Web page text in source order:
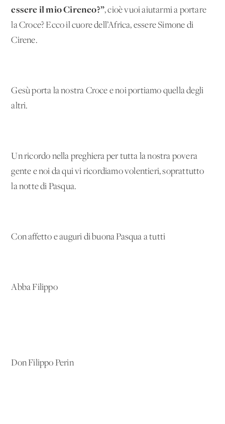
essere il mio Cireneo?”, cioè vuoi aiutarmi a portare
la Croce? Ecco il cuore dell’Africa, essere Simone di
Cirene.
Gesù porta la nostra Croce e noi portiamo quella degli
altri.
Un ricordo nella preghiera per tutta la nostra povera
gente e noi da qui vi ricordiamo volentieri, soprattutto
la notte di Pasqua.
Con affetto e auguri di buona Pasqua a tutti
Abba Filippo
Don Filippo Perin